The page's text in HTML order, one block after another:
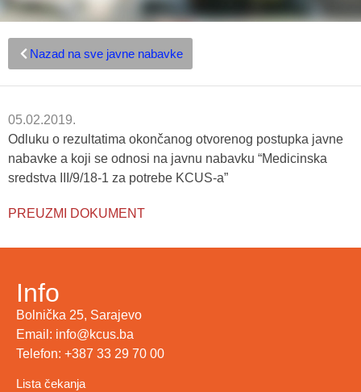
Nazad na sve javne nabavke
05.02.2019.
Odluku o rezultatima okončanog otvorenog postupka javne
nabavke a koji se odnosi na javnu nabavku “Medicinska
sredstva III/9/18-1 za potrebe KCUS-a”
PREUZMI DOKUMENT
Info
Bolnička 25, Sarajevo
Email: info@kcus.ba
Telefon: +387 33 29 70 00
Lista čekanja